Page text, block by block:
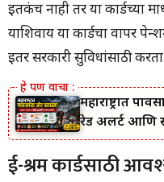
इतकंच नाही तर या कार्डच्या
याशिवाय या कार्डचा वापर
इतर सरकारी सुविधांसाठी
महाराष्ट्रात
रेड अलर्ट आणि
ई-श्रम कार्डसाठी